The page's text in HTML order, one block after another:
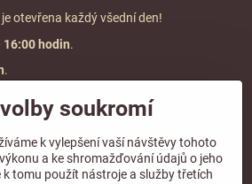
otevřena každý všední den!
16:00 hodin.
.
soukromí
k vylepšení vaší návštěvy tohoto
a ke shromažďování údajů o jeho
k tomu použít nástroje a služby třetích